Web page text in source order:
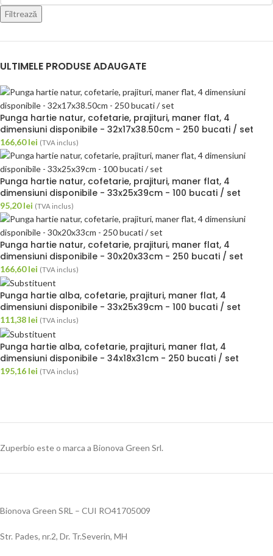
Filtrează
ULTIMELE PRODUSE ADAUGATE
Punga hartie natur, cofetarie, prajituri, maner flat, 4
dimensiuni disponibile - 32x17x38.50cm - 250 bucati / set
166,60lei (TVA inclus)
Punga hartie natur, cofetarie, prajituri, maner flat, 4
dimensiuni disponibile - 33x25x39cm - 100 bucati / set
95,20lei (TVA inclus)
Punga hartie natur, cofetarie, prajituri, maner flat, 4
dimensiuni disponibile - 30x20x33cm - 250 bucati / set
166,60lei (TVA inclus)
Punga hartie alba, cofetarie, prajituri, maner flat, 4
dimensiuni disponibile - 33x25x39cm - 100 bucati / set
111,38 lei (TVA inclus)
Punga hartie alba, cofetarie, prajituri, maner flat, 4
dimensiuni disponibile - 34x18x31cm - 250 bucati / set
195,16 lei (TVA inclus)
Zuperbio este o marca a Bionova Green Srl.
Bionova Green SRL – CUI RO41705009
Str. Pades, nr.2, Dr. Tr.Severin, MH